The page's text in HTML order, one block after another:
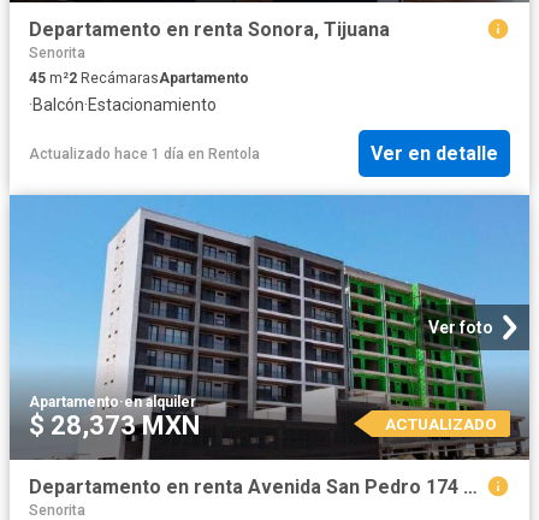
Departamento en renta Sonora, Tijuana
Senorita
45 m²2 RecámarasApartamento
·Balcón·Estacionamiento
Actualizado hace 1 día en Rentola Ver en detalle
Ver foto
Apartamento·en alquiler
$ 28,373 MXN ACTUALIZADO
Departamento en renta Avenida San Pedro 174 174, Sonora, Tijuana, Baja California, 22195, Mex
Senorita